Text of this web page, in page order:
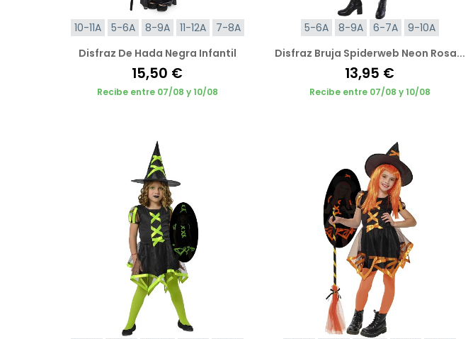
10-11A 5-6A 8-9A 11-12A
7-8A
Disfraz De Hada Negra Infantil
15,50 €
Recibe entre 07/08 y 10/08
5-6A 8-9A 6-7A
9-10A
Disfraz Bruja Spiderweb Neon Rosa...
13,95 €
Recibe entre 07/08 y 10/08